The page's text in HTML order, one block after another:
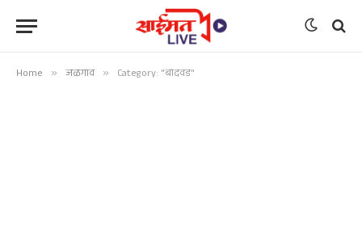
Home » जळगाव » Category: "बोदवड"